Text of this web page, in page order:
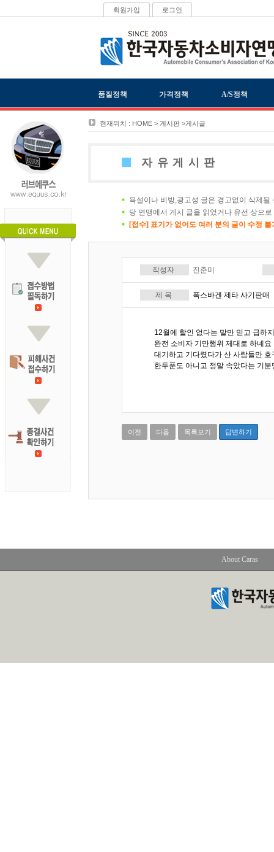
회원가입 로그인
품질정책 가격정책 A/S정책
현재위치 : HOME > 게시판 >게시글
자유게시판
욕설이나 비방,광고성 글은 경고없이 삭제될
당 연맹에서 게시 글을 읽었거나 유선 상으
[접수] 표기가 없어도 여러 분의 글이 수정
작성자 진춘미
제 목 폭스바겐 제타 사기판매
12월에 할인 없다는 말만 믿고 급하
완전 소비자 기만행위 제대로 하네요
대기하고 기다렸다가 산 사람들만
한두푼도 아니고 정말 속았다는 기분
이전 다음 목록보기 답변하기
About Caras